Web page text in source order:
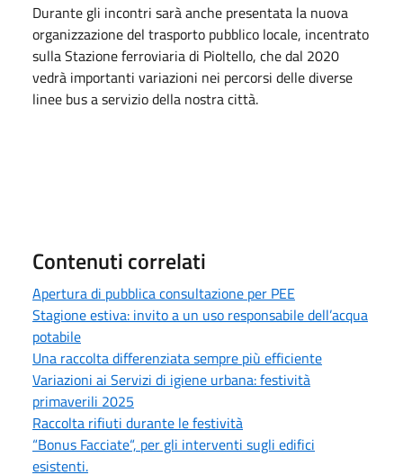
Durante gli incontri sarà anche presentata la nuova
organizzazione del trasporto pubblico locale, incentrato
sulla Stazione ferroviaria di Pioltello, che dal 2020
vedrà importanti variazioni nei percorsi delle diverse
linee bus a servizio della nostra città.
Contenuti correlati
Apertura di pubblica consultazione per PEE
Stagione estiva: invito a un uso responsabile dell’acqua
potabile
Una raccolta differenziata sempre più efficiente
Variazioni ai Servizi di igiene urbana: festività
primaverili 2025
Raccolta rifiuti durante le festività
“Bonus Facciate“, per gli interventi sugli edifici
esistenti.